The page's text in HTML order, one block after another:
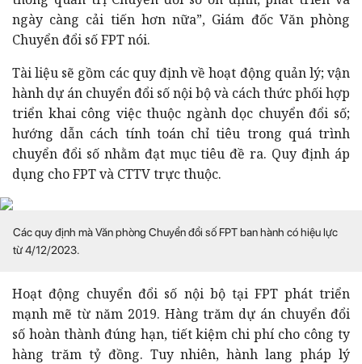
ngày càng cải tiến hơn nữa”, Giám đốc Văn phòng
Chuyển đổi số FPT nói.
Tài liệu sẽ gồm các quy định về hoạt động quản lý; vận
hành dự án chuyển đổi số nội bộ và cách thức phối hợp
triển khai công việc thuộc ngành dọc chuyển đổi số;
hướng dẫn cách tính toán chỉ tiêu trong quá trình
chuyển đổi số nhằm đạt mục tiêu đề ra. Quy định áp
dụng cho FPT và CTTV trực thuộc.
Các quy định mà Văn phòng Chuyển đổi số FPT ban hành có hiệu lực
từ 4/12/2023.
Hoạt động chuyển đổi số nội bộ tại FPT phát triển
mạnh mẽ từ năm 2019. Hàng trăm dự án chuyển đổi
số hoàn thành đúng hạn, tiết kiệm chi phí cho công ty
hàng trăm tỷ đồng. Tuy nhiên, hành lang pháp lý